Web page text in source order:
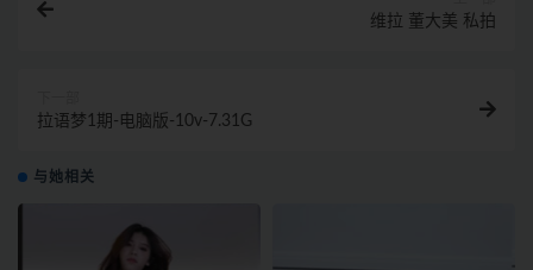
维拉 董大美 私拍
拉语梦1期-电脑版-10v-7.31G
与她相关